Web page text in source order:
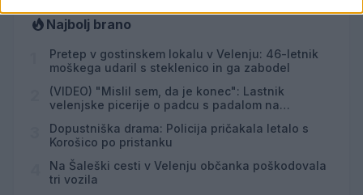
Najbolj brano
Pretep v gostinskem lokalu v Velenju: 46-letnik
moškega udaril s steklenico in ga zabodel
(VIDEO) "Mislil sem, da je konec": Lastnik
velenjske picerije o padcu s padalom na
Dopustniška drama: Policija pričakala letalo s
Korošico po pristanku
Na Šaleški cesti v Velenju občanka poškodovala
tri vozila